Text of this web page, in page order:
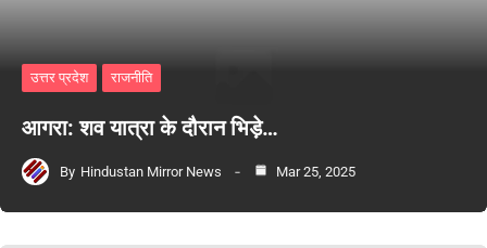
उत्तर प्रदेश राजनीति
आगरा: शव यात्रा के दौरान भिड़े…
By Hindustan Mirror News Mar 25, 2025